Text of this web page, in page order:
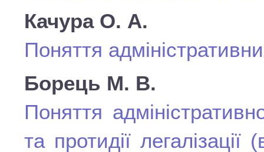
Качура О. А.
Поняття
Борець М. В.
Поняття
та протидії